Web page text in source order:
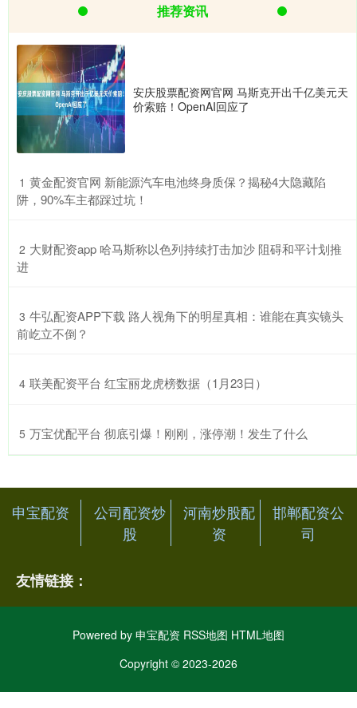
推荐资讯
安庆股票配资网官网 马斯克开出千亿美元天
价索赔！OpenAI回应了
1 ​黄金配资官网 新能源汽车电池终身质保？揭秘4大隐藏陷
阱，90%车主都踩过坑！
2 ​大财配资app 哈马斯称以色列持续打击加沙 阻碍和平计划推
进
3 ​牛弘配资APP下载 路人视角下的明星真相：谁能在真实镜头
前屹立不倒？
4 ​联美配资平台 红宝丽龙虎榜数据（1月23日）
5 ​万宝优配平台 彻底引爆！刚刚，涨停潮！发生了什么
申宝配资
公司配资炒
股
河南炒股配
资
邯郸配资公
司
友情链接：
Powered by 申宝配资 RSS地图 HTML地图
Copyright © 2023-2026